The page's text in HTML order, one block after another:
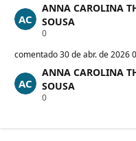
ANNA CAROLINA
SOUSA
0P
n
o
s
d
comentado30 de abr. de 2026
ANNA CAROLINA
SOUSA
0P